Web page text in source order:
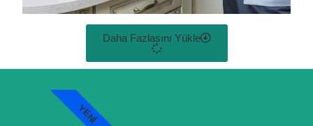
Daha Fazlasını Yükle
YENI